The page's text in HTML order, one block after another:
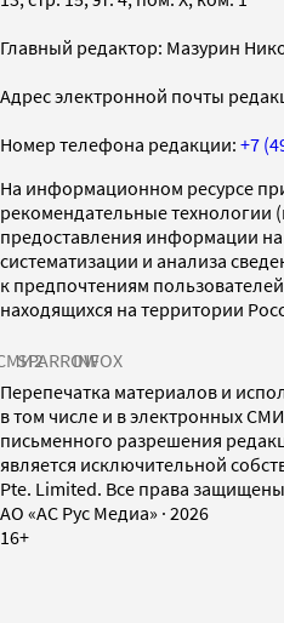
Главный редактор: Мазурин
Адрес электронной почты
Номер телефона редакции: +7
На информационном ресурсе
рекомендательные
предоставления информации
систематизации и анализа
к предпочтениям
находящихся на территории
SPARROWINFOX
Перепечатка материалов и
в том числе и в электронных
письменного разрешения
является исключительной
Pte. Limited. Все права
AO «АС Рус Медиа» · 2026
16+